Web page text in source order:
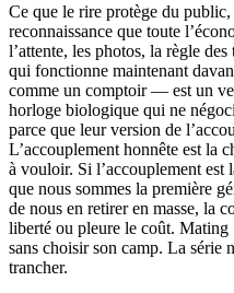
Ce que le rire protège du public,
reconnaissance que toute
l’attente, les photos, la règle
qui fonctionne maintenant
comme un comptoir — est un
horloge biologique qui ne
parce que leur version de
L’accouplement honnête est la
à vouloir. Si l’accouplement
que nous sommes la première
de nous en retirer en masse, la
liberté ou pleure le coût. Mating
sans choisir son camp. La série
trancher.